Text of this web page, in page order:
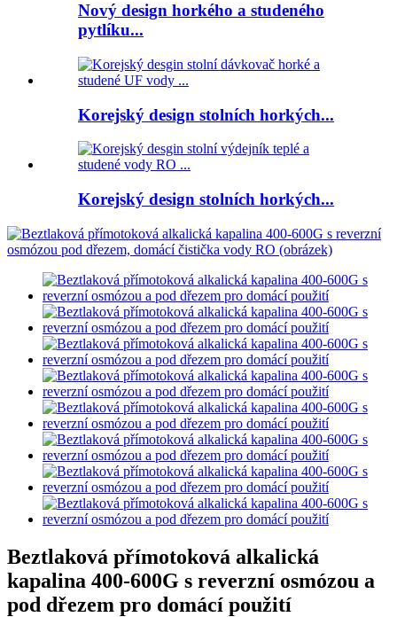
Nový design horkého a studeného
pytlíku...
Korejský design stolních horkých...
Korejský design stolních horkých...
Beztlaková přímotoková alkalická
kapalina 400-600G s reverzní osmózou a
pod dřezem pro domácí použití